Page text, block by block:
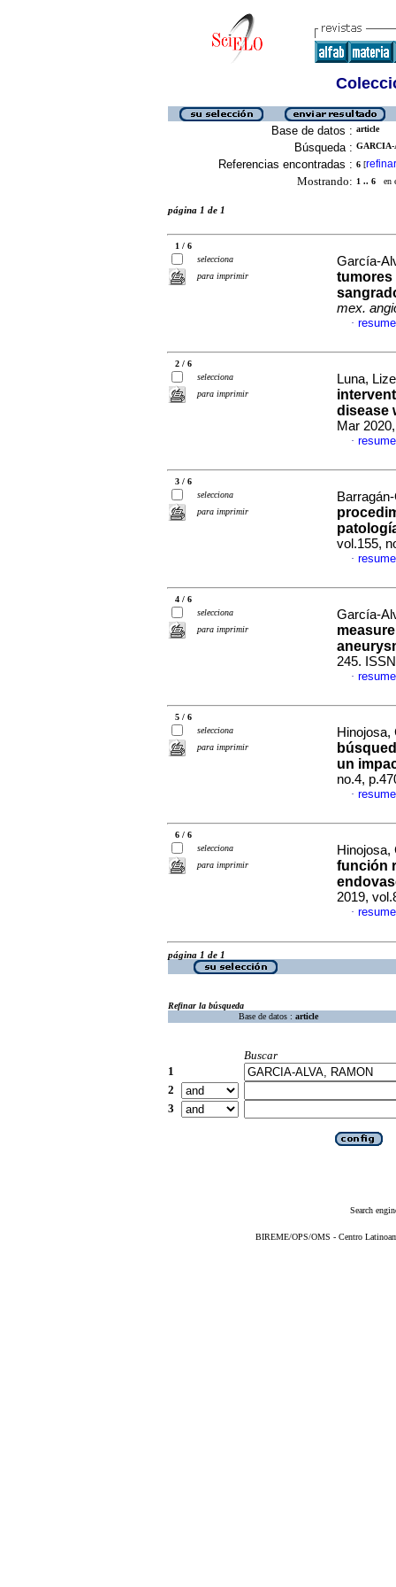
Base de datos : article
Búsqueda :
Referencias encontradas : 6 [refinar
Mostrando: 1 .. 6 en
página 1 de 1
1 / 6
selecciona
para imprimir
García-
tumores
mex.
·
2 / 6
selecciona
para imprimir
Luna,
disease
Mar
·
3 / 6
selecciona
para imprimir
vol.155,
·
4 / 6
selecciona
para imprimir
García-
245.
·
5 / 6
selecciona
para imprimir
un
no.4,
·
6 / 6
selecciona
para imprimir
función
2019,
·
página 1 de 1
Refinar la búsqueda
Base de datos : article
Buscar
1
2
3
Search
BIREME/OPS/OMS - Centro